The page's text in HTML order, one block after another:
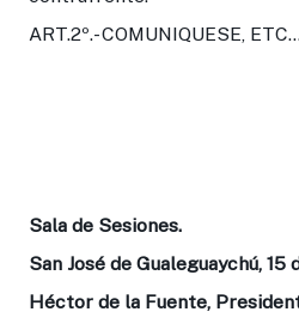
ART.2º.- COMUNIQUESE,
Sala de Sesiones.
San José de Gualeguaychú,
Héctor de la Fuente,